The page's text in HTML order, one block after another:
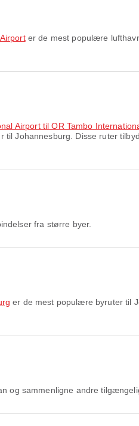
er de mest populære
Airport til OR Tambo
Johannesburg. Disse ruter
fra større byer.
er de mest populære byruter til
og sammenligne andre